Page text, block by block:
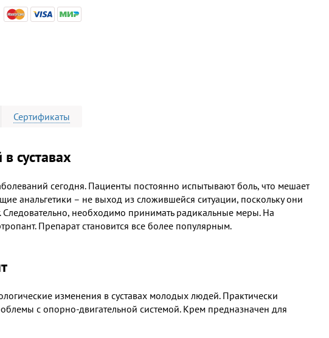
Сертификаты
суставах
сегодня. Пациенты постоянно испытывают боль, что мешает
анальгетики – не выход из сложившейся ситуации, поскольку они
необходимо принимать радикальные меры. На
Препарат становится все более популярным.
изменения в суставах молодых людей. Практически
с опорно-двигательной системой. Крем предназначен для